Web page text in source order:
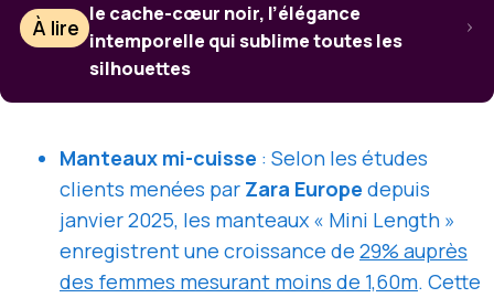
À lire
le cache-cœur noir, l’élégance
intemporelle qui sublime toutes les
silhouettes
Manteaux mi-cuisse : Selon les études
clients menées par Zara Europe depuis
janvier 2025, les manteaux « Mini Length »
enregistrent une croissance de 29% auprès
des femmes mesurant moins de 1,60m. Cette